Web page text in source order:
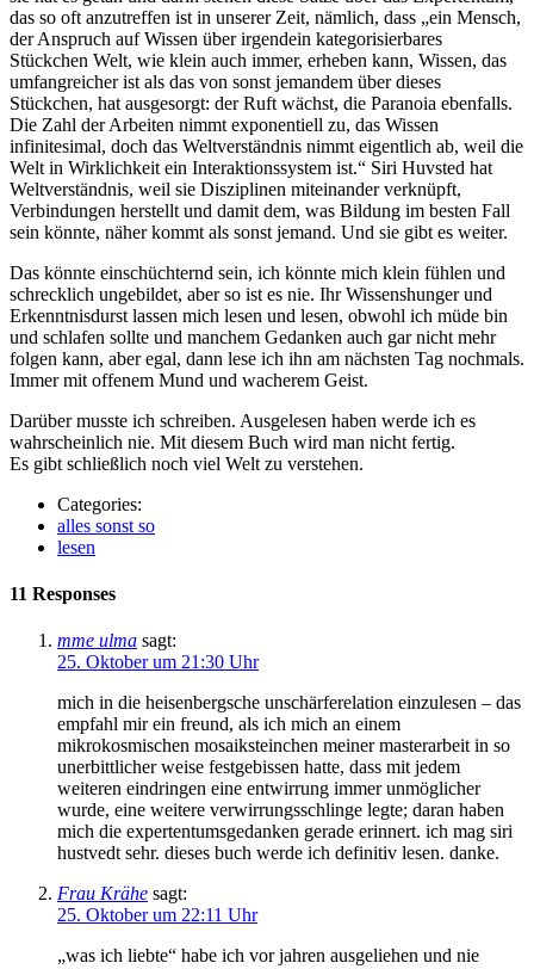
das so oft anzutreffen ist in unserer Zeit, nämlich, dass „ein Mensch,
der Anspruch auf Wissen über irgendein kategorisierbares
Stückchen Welt, wie klein auch immer, erheben kann, Wissen, das
umfangreicher ist als das von sonst jemandem über dieses
Stückchen, hat ausgesorgt: der Ruft wächst, die Paranoia ebenfalls.
Die Zahl der Arbeiten nimmt exponentiell zu, das Wissen
infinitesimal, doch das Weltverständnis nimmt eigentlich ab, weil die
Welt in Wirklichkeit ein Interaktionssystem ist.“ Siri Huvsted hat
Weltverständnis, weil sie Disziplinen miteinander verknüpft,
Verbindungen herstellt und damit dem, was Bildung im besten Fall
sein könnte, näher kommt als sonst jemand. Und sie gibt es weiter.
Das könnte einschüchternd sein, ich könnte mich klein fühlen und
schrecklich ungebildet, aber so ist es nie. Ihr Wissenshunger und
Erkenntnisdurst lassen mich lesen und lesen, obwohl ich müde bin
und schlafen sollte und manchem Gedanken auch gar nicht mehr
folgen kann, aber egal, dann lese ich ihn am nächsten Tag nochmals.
Immer mit offenem Mund und wacherem Geist.
Darüber musste ich schreiben. Ausgelesen haben werde ich es
wahrscheinlich nie. Mit diesem Buch wird man nicht fertig.
Es gibt schließlich noch viel Welt zu verstehen.
Categories:
alles sonst so
lesen
11 Responses
mme ulma sagt:
25. Oktober um 21:30 Uhr
mich in die heisenbergsche unschärferelation einzulesen – das
empfahl mir ein freund, als ich mich an einem
mikrokosmischen mosaiksteinchen meiner masterarbeit in so
unerbittlicher weise festgebissen hatte, dass mit jedem
weiteren eindringen eine entwirrung immer unmöglicher
wurde, eine weitere verwirrungsschlinge legte; daran haben
mich die expertentumsgedanken gerade erinnert. ich mag siri
hustvedt sehr. dieses buch werde ich definitiv lesen. danke.
Frau Krähe sagt:
25. Oktober um 22:11 Uhr
„was ich liebte“ habe ich vor jahren ausgeliehen und nie